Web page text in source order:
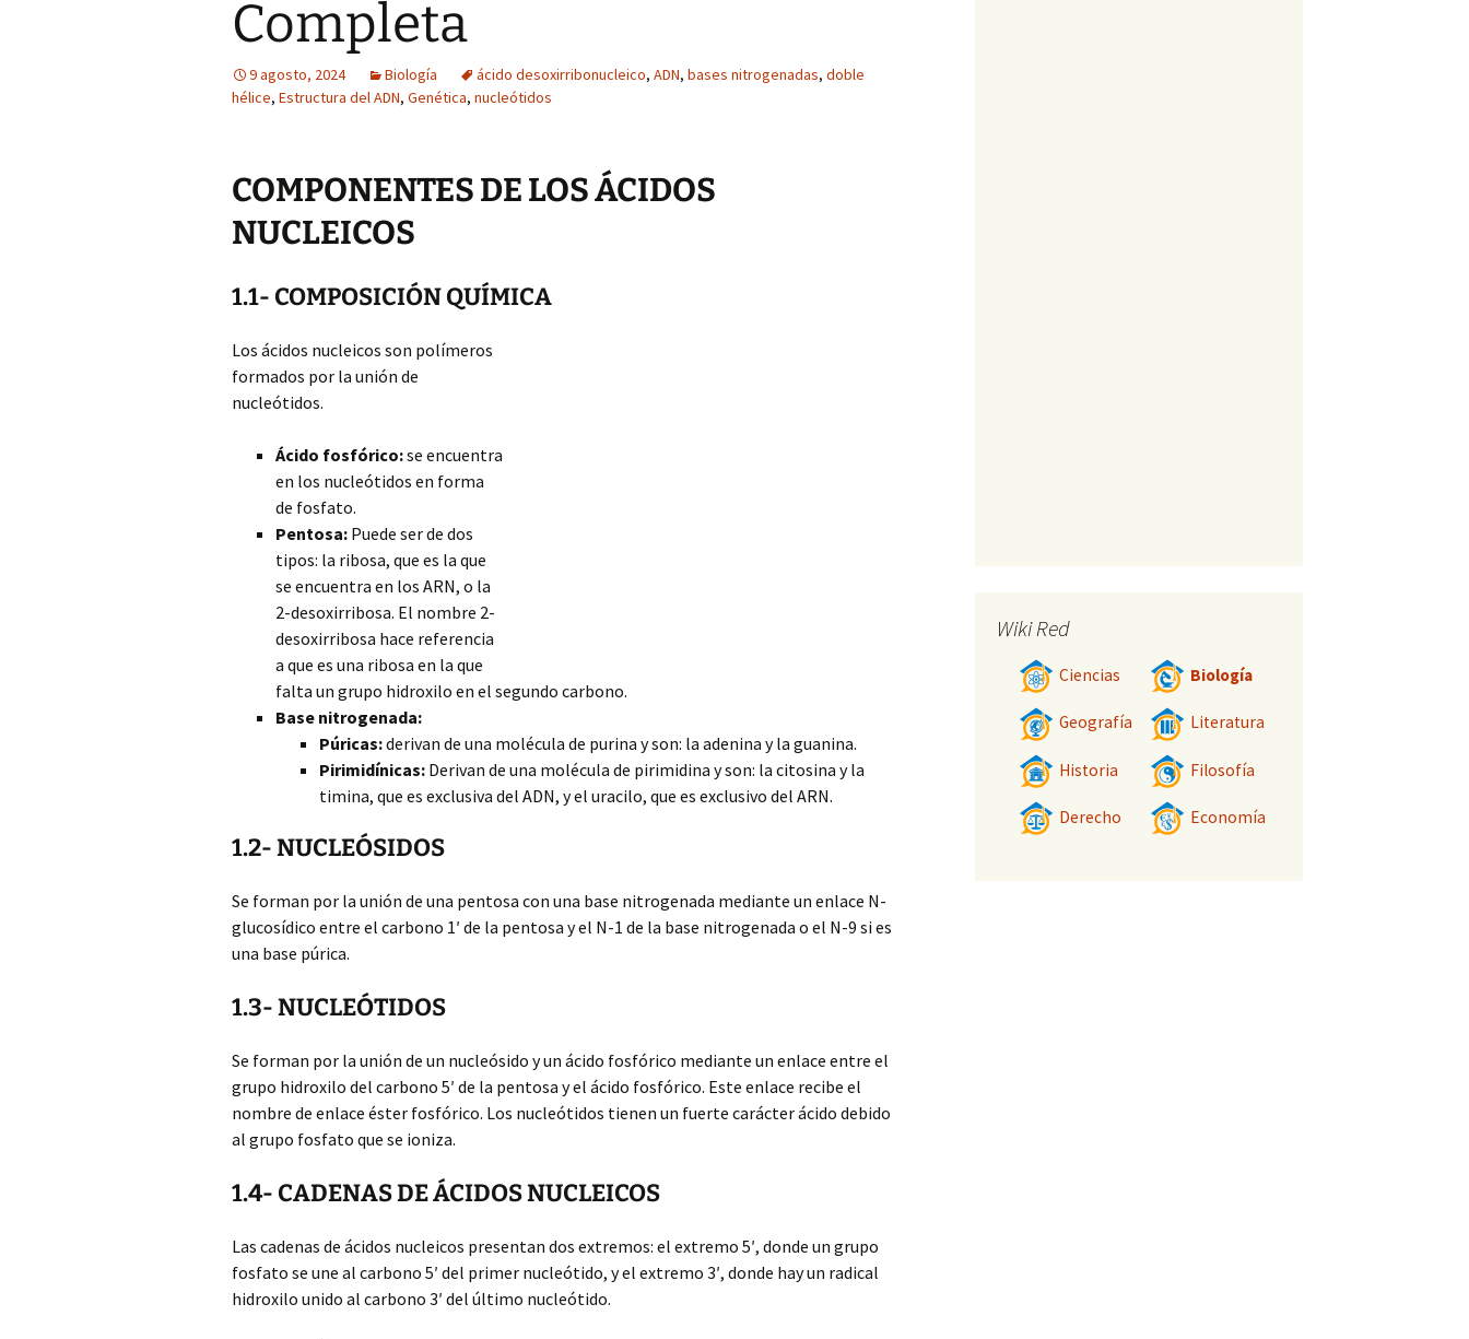
Completa
9 agosto, 2024 Biología ácido desoxirribonucleico, ADN, bases nitrogenadas, doble
hélice, Estructura del ADN, Genética, nucleótidos
COMPONENTES DE LOS ÁCIDOS
NUCLEICOS
1.1- COMPOSICIÓN QUÍMICA
Los ácidos nucleicos son polímeros
formados por la unión de
nucleótidos.
Ácido fosfórico:se encuentra
en los nucleótidos en forma
de fosfato.
Pentosa: Puede ser de dos
tipos: la ribosa, que es la que
se encuentra en los ARN, o la
2-desoxirribosa. El nombre 2-
desoxirribosa hace referencia
a que es una ribosa en la que
falta un grupo hidroxilo en el segundo carbono.
Base nitrogenada:
Púricas:derivan de una molécula de purina yson: la adenina y la guanina.
Pirimidínicas: Derivan de una molécula de pirimidina y son: la citosina y la
timina, que es exclusiva del ADN, y el uracilo, que es exclusivo del ARN.
1.2- NUCLEÓSIDOS
Se forman por la unión de una pentosa con una base nitrogenada mediante un enlace N-
glucosídico entre el carbono 1′ de la pentosa y el N-1 de la base nitrogenada o el N-9 si es
una base púrica.
1.3- NUCLEÓTIDOS
Se forman por la unión de un nucleósido y un ácido fosfórico mediante un enlace entre el
grupo hidroxilo del carbono 5′ de la pentosa y el ácido fosfórico. Este enlace recibe el
nombre de enlace éster fosfórico. Los nucleótidos tienen un fuerte carácter ácido debido
al grupo fosfato que se ioniza.
1.4- CADENAS DE ÁCIDOS NUCLEICOS
Las cadenas de ácidos nucleicos presentan dos extremos: el extremo 5′, donde un grupo
fosfato se une al carbono 5′ del primer nucleótido, y el extremo 3′, donde hay un radical
hidroxilo unido al carbono 3′ del último nucleótido.
Wiki Red
Ciencias Biología
Geografía Literatura
Historia Filosofía
Derecho Economía